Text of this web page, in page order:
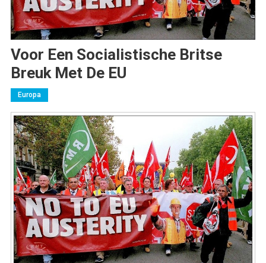
Voor Een Socialistische Britse
Breuk Met De EU
Europa